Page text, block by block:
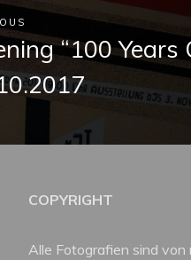
“100 Years
COPYRIGHT
Alle Fotografien sind von